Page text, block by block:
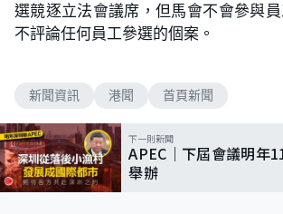
選競逐立法會議席，但馬會不會參與
不評論任何員工參選的個案。
新聞資訊 港聞 首頁新聞
下一則新聞
APEC｜下屆會議明年
舉辦